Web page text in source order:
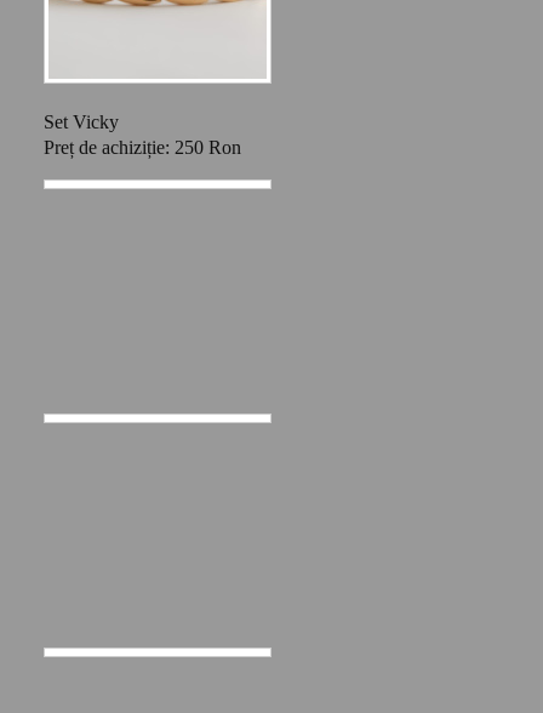
Set Vicky
Preț de achiziție: 250 Ron